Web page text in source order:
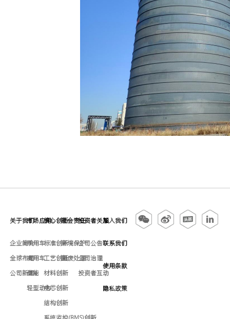
关于我们
企业简介
全球布局
公司新闻
市场应用
乘用车
商用车
储能
轻型动力
核心创新
标准创新
工艺创新
材料创新
电芯创新
结构创新
社会责任
环境保护
固废处理
投资者关系
公司公告
公司治理
投资者互动
加入我们
联系我们
使用条款
隐私政策